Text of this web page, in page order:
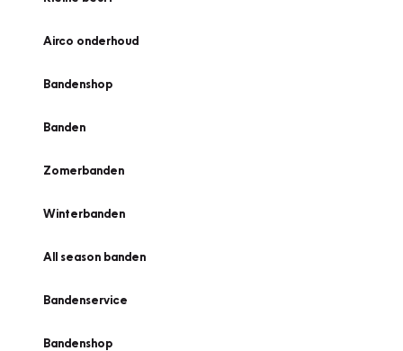
Airco onderhoud
Bandenshop
Banden
Zomerbanden
Winterbanden
All season banden
Bandenservice
Bandenshop